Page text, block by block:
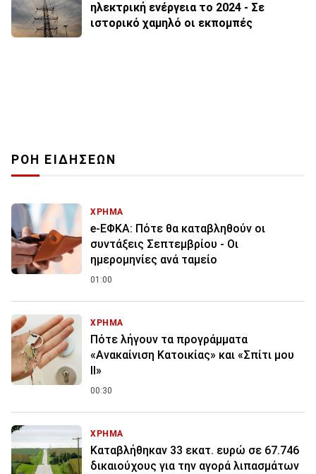
ηλεκτρική ενέργεια το 2024 - Σε
ιστορικό χαμηλό οι εκπομπές
ΡΟΗ ΕΙΔΗΣΕΩΝ
ΧΡΗΜΑ
e-ΕΦΚΑ: Πότε θα καταβληθούν οι
συντάξεις Σεπτεμβρίου - Οι
ημερομηνίες ανά ταμείο
01:00
ΧΡΗΜΑ
Πότε λήγουν τα προγράμματα
«Ανακαίνιση Κατοικίας» και «Σπίτι μου
ΙΙ»
00:30
ΧΡΗΜΑ
Καταβλήθηκαν 33 εκατ. ευρώ σε 67.746
δικαιούχους για την αγορά λιπασμάτων